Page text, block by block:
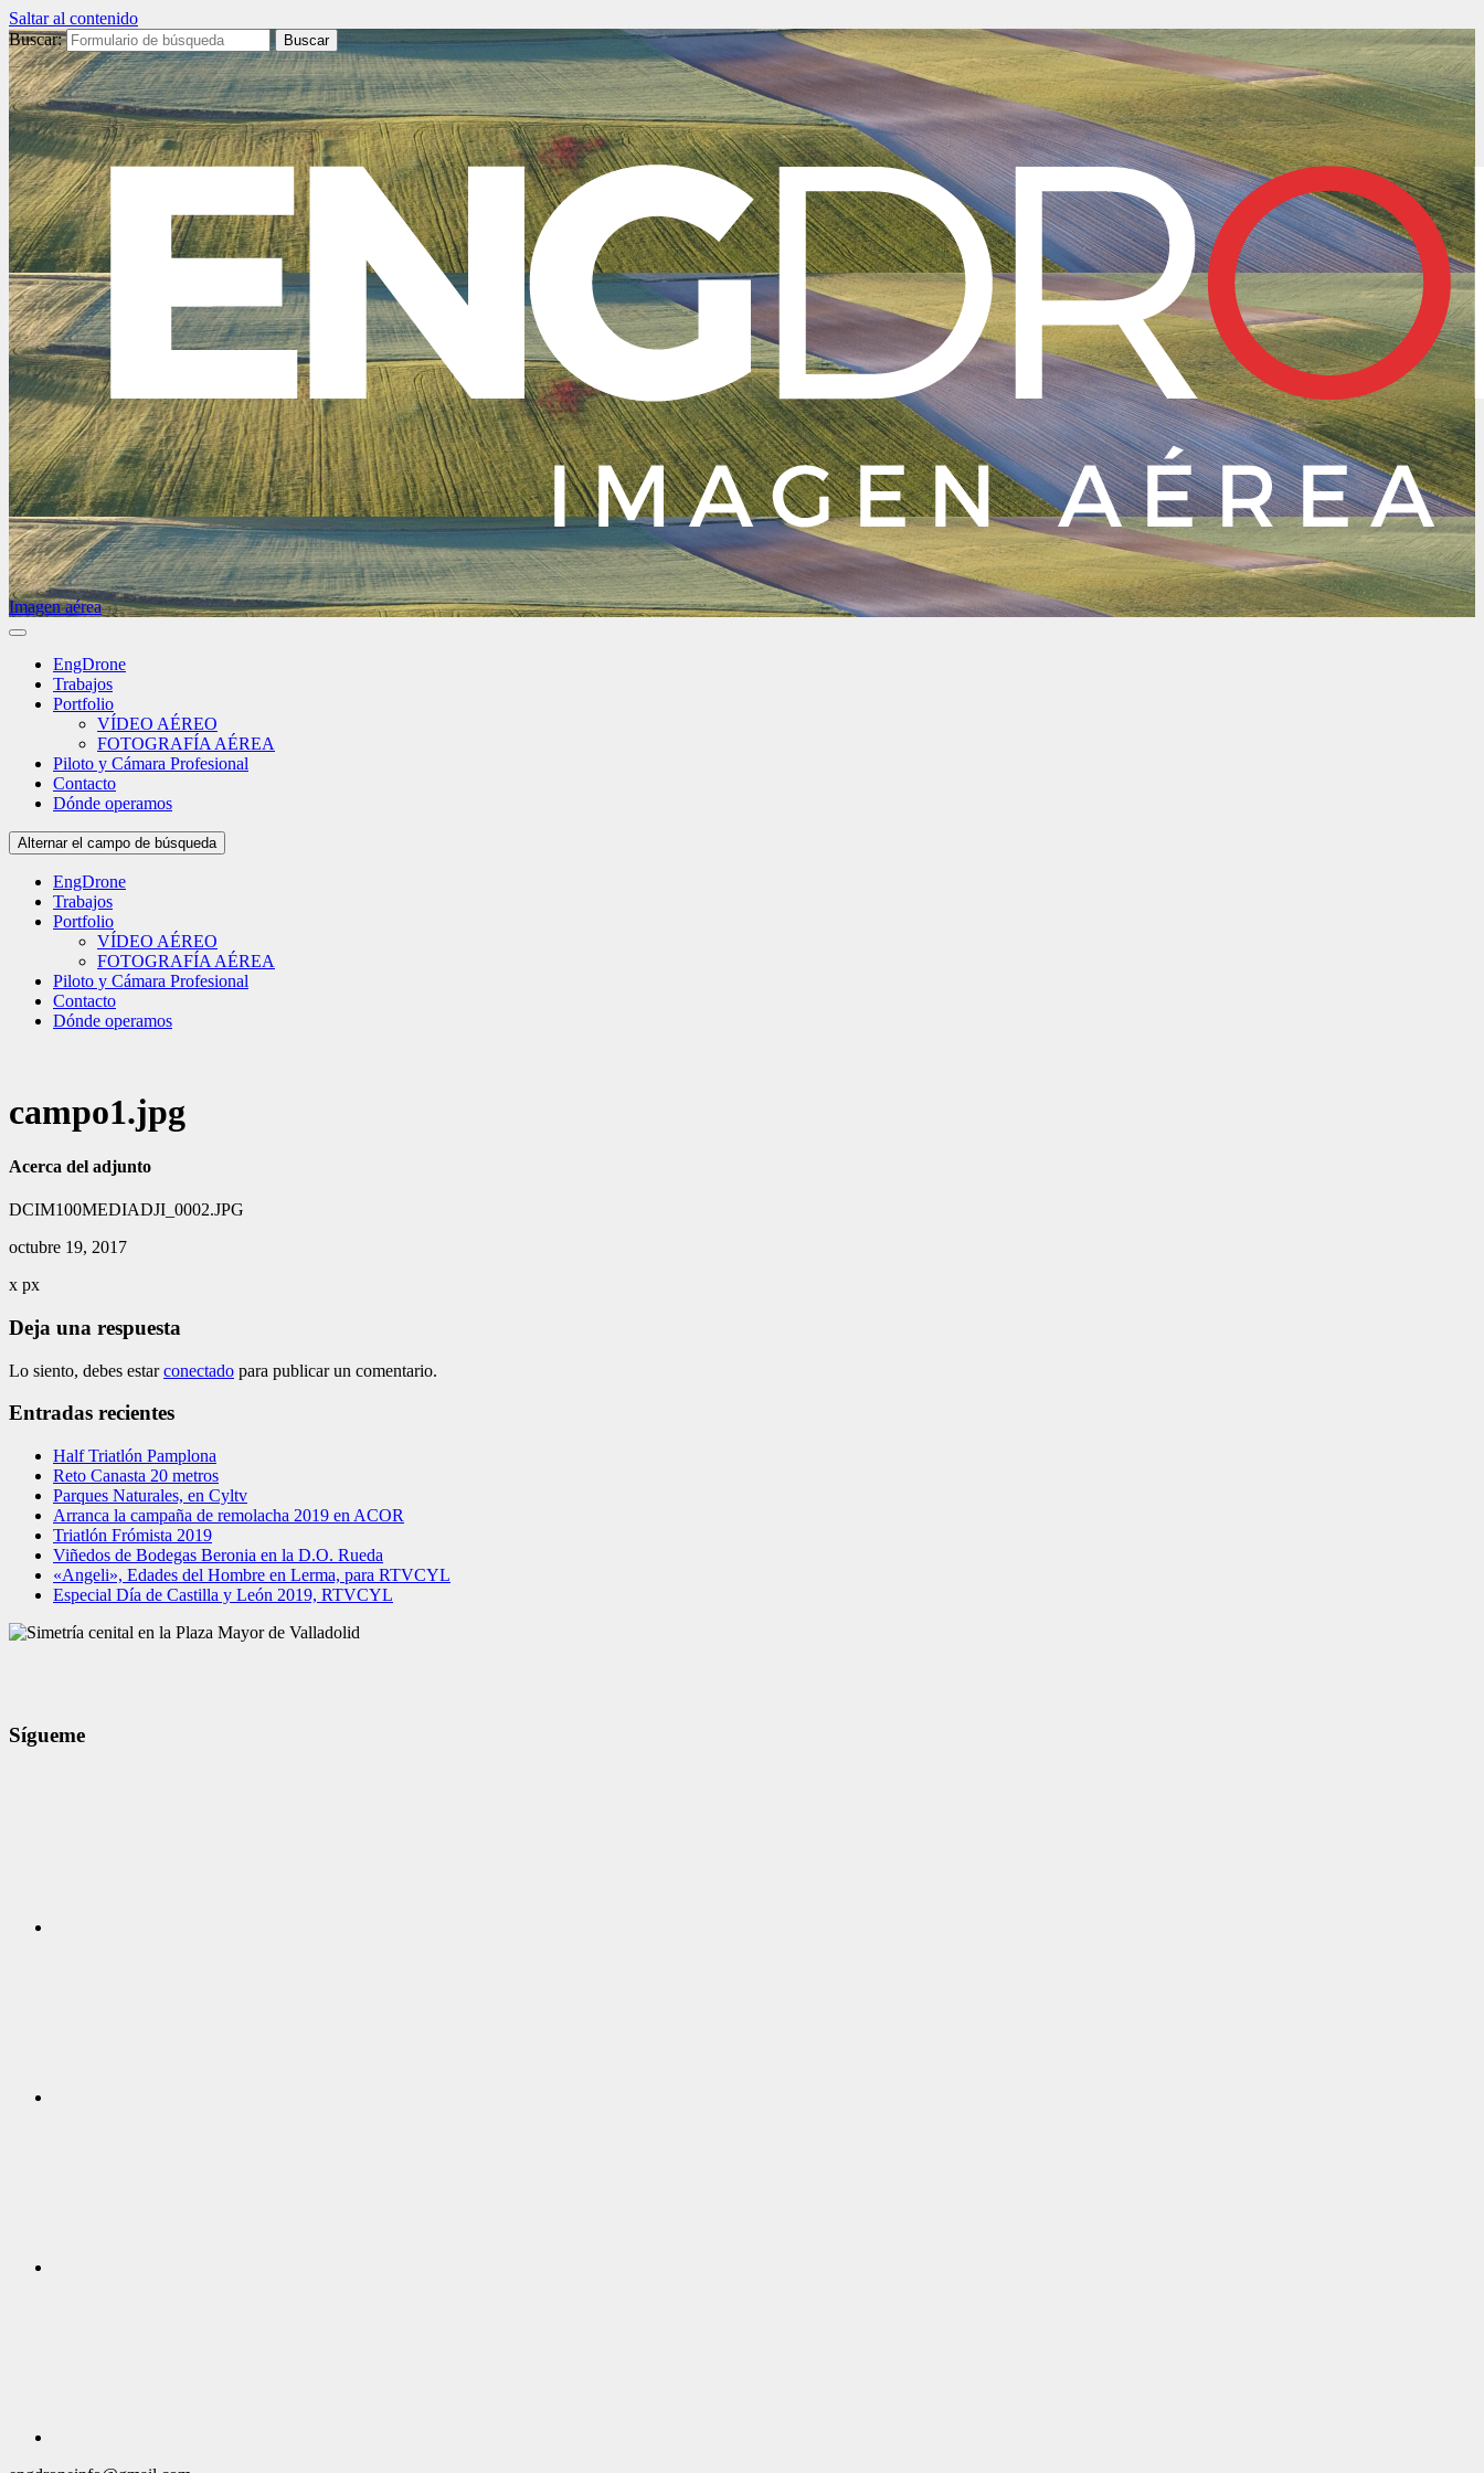
Saltar al contenido
Buscar:
Imagen aérea
EngDrone
Trabajos
Portfolio
VÍDEO AÉREO
FOTOGRAFÍA AÉREA
Piloto y Cámara Profesional
Contacto
Dónde operamos
Alternar el campo de búsqueda
EngDrone
Trabajos
Portfolio
VÍDEO AÉREO
FOTOGRAFÍA AÉREA
Piloto y Cámara Profesional
Contacto
Dónde operamos
campo1.jpg
Acerca del adjunto
DCIM100MEDIADJI_0002.JPG
octubre 19, 2017
x px
Deja una respuesta
Lo siento, debes estarconectado para publicar un comentario.
Entradas recientes
Half Triatlón Pamplona
Reto Canasta 20 metros
Parques Naturales, en Cyltv
Arranca la campaña de remolacha 2019 en ACOR
Triatlón Frómista 2019
Viñedos de Bodegas Beronia en la D.O. Rueda
«Angeli», Edades del Hombre en Lerma, para RTVCYL
Especial Día de Castilla y León 2019, RTVCYL
Sígueme